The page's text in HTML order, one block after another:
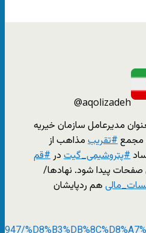
@aqolizadeh
مدیرعامل سازمان خیریه
مجمع#تقریب مذاهب از
#پتروشیمی_گیت در#قم
پیدا شود. نهادها/
هم ردپایشان